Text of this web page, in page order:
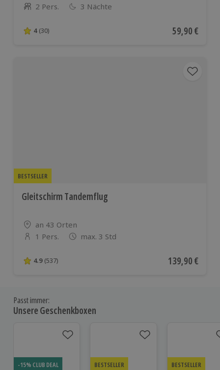
Anzahl der Teilnehmer
2 Pers. 3 Nächte
4 von 5 Sternen basierend auf 30 Bewertungen
4 (30) Aktueller
59,90 €
BESTSELLER
Gleitschirm Tandemflug
Standort
an 43 Orten
Anzahl der Teilnehmer
1 Pers. max. 3 Std
4.9 von 5 Sternen basierend auf 537 Bewertungen
4.9 (537) Aktueller Preis
139,90 €
Passt immer:
Unsere Geschenkboxen
-15% CLUB DEAL BESTSELLER BESTSELLER